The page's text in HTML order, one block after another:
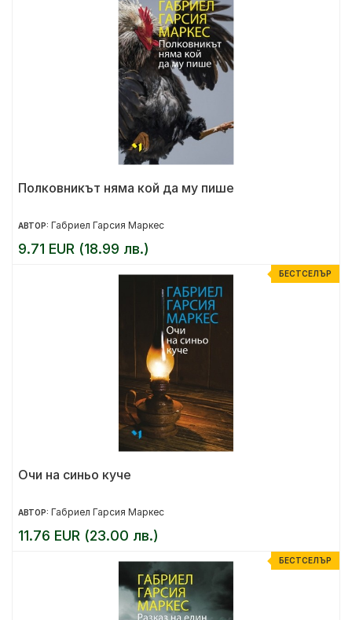
Полковникът няма кой да му пише
АВТОР: Габриел Гарсия Маркес
9.71 EUR (18.99 лв.)
БЕСТСЕЛЪР
Очи на синьо куче
АВТОР: Габриел Гарсия Маркес
11.76 EUR (23.00 лв.)
БЕСТСЕЛЪР